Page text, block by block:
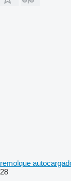
remolque
28